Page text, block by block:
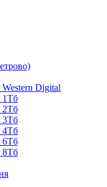
Digital
1Тб
2Тб
3Тб
4Тб
6Тб
8Тб